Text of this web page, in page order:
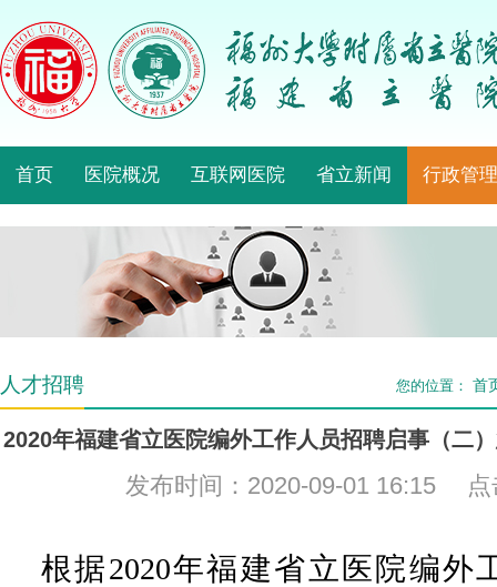
首页 医院概况 互联网医院 省立新闻 行政管理
人才招聘 您的位置： 首
2020年福建省立医院编外工作人员招聘启事（二
发布时间：2020-09-01 16:15 点
根据2020年福建省立医院编外